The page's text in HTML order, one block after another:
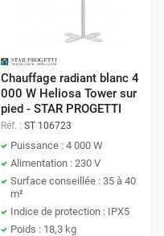
Chauffage radiant blanc 4
000 W Heliosa Tower sur
pied - STAR PROGETTI
Réf. : ST 106723
Puissance : 4 000 W
Alimentation : 230 V
Surface conseillée : 35 à 40
m²
Indice de protection : IPX5
Poids : 18,3 kg